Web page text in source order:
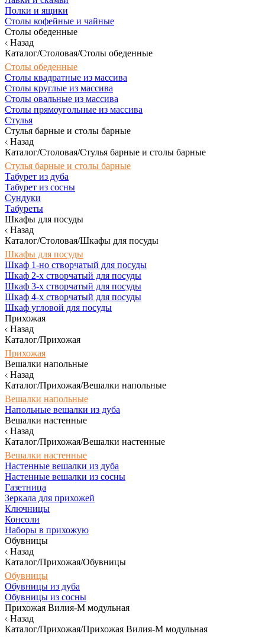
Полки и ящики
Столы кофейные и чайные
Столы обеденные
Назад
Каталог/Столовая/Столы обеденные
Столы обеденные
Столы квадратные из массива
Столы круглые из массива
Столы овальные из массива
Столы прямоугольные из массива
Стулья
Стулья барные и столы барные
Назад
Каталог/Столовая/Стулья барные и столы барные
Стулья барные и столы барные
Табурет из дуба
Табурет из сосны
Сундуки
Табуреты
Шкафы для посуды
Назад
Каталог/Столовая/Шкафы для посуды
Шкафы для посуды
Шкаф 1-но створчатый для посуды
Шкаф 2-х створчатый для посуды
Шкаф 3-х створчатый для посуды
Шкаф 4-х створчатый для посуды
Шкаф угловой для посуды
Прихожая
Назад
Каталог/Прихожая
Прихожая
Вешалки напольные
Назад
Каталог/Прихожая/Вешалки напольные
Вешалки напольные
Напольные вешалки из дуба
Вешалки настенные
Назад
Каталог/Прихожая/Вешалки настенные
Вешалки настенные
Настенные вешалки из дуба
Настенные вешалки из сосны
Газетница
Зеркала для прихожей
Ключницы
Консоли
Наборы в прихожую
Обувницы
Назад
Каталог/Прихожая/Обувницы
Обувницы
Обувницы из дуба
Обувницы из сосны
Прихожая Вилия-М модульная
Назад
Каталог/Прихожая/Прихожая Вилия-М модульная